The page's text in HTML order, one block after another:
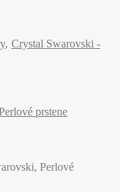
Crystal Swarovski -
prstene
Perlové